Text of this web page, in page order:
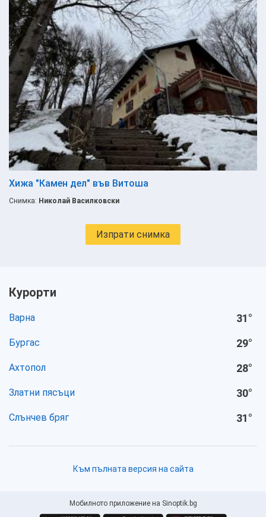
Хижа "Камен дел" във Витоша
Снимка: Николай Василковски
Изпрати снимка
Курорти
Варна 31°
Бургас 29°
Ахтопол 28°
Златни пясъци 30°
Слънчев бряг 31°
Към пълната версия на сайта
Мобилното приложение на Sinoptik.bg